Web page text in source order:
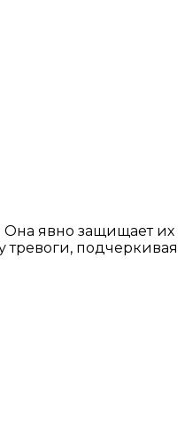
Она явно защищает их
тревоги, подчеркивая